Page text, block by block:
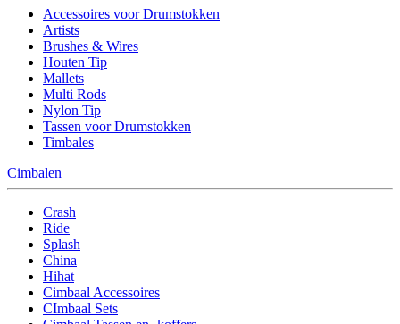
Accessoires voor Drumstokken
Artists
Brushes & Wires
Houten Tip
Mallets
Multi Rods
Nylon Tip
Tassen voor Drumstokken
Timbales
Cimbalen
Crash
Ride
Splash
China
Hihat
Cimbaal Accessoires
CImbaal Sets